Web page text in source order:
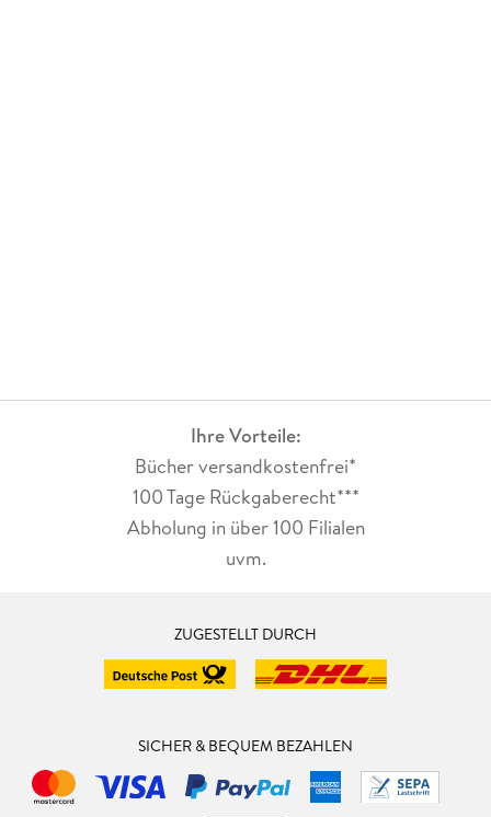
Ihre Vorteile:
Bücher versandkostenfrei*
100 Tage Rückgaberecht***
Abholung in über 100 Filialen
uvm.
ZUGESTELLT DURCH
SICHER & BEQUEM BEZAHLEN